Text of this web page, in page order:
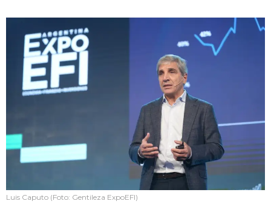
Luis Caputo (Foto: Gentileza ExpoEFI)